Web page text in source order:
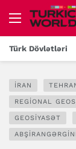
Türk Dövlətləri
İRAN
REGIONAL
GEOSIYASƏT